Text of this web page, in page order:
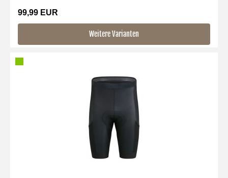
99,99 EUR
Weitere Varianten